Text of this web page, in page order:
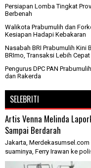
Persiapan Lomba Tingkat
Berbenah
Walikota Prabumulih dan
Kesiapan Hadapi Kebakaran
Nasabah BRI Prabumulih Kini
BRImo, Transaksi Lebih
Pengurus DPC PAN
dan Rakerda
SELEBRITI
Artis Venna Melinda
Sampai Berdarah
Jakarta,
suaminya, Ferry Irawan ke